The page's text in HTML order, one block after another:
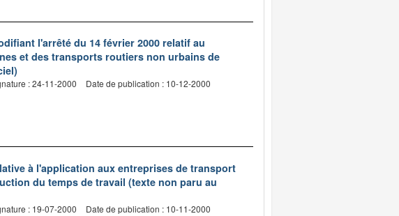
l'arrêté du 14 février 2000 relatif au
et des transports routiers non urbains de
: 24-11-2000 Date de publication : 10-12-2000
à l'application aux entreprises de transport
du temps de travail (texte non paru au
: 19-07-2000 Date de publication : 10-11-2000